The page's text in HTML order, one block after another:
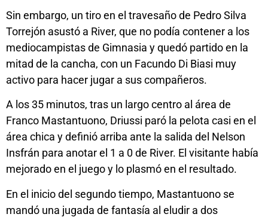
Sin embargo, un tiro en el travesaño de Pedro Silva
Torrejón asustó a River, que no podía contener a los
mediocampistas de Gimnasia y quedó partido en la
mitad de la cancha, con un Facundo Di Biasi muy
activo para hacer jugar a sus compañeros.
A los 35 minutos, tras un largo centro al área de
Franco Mastantuono, Driussi paró la pelota casi en el
área chica y definió arriba ante la salida del Nelson
Insfrán para anotar el 1 a 0 de River. El visitante había
mejorado en el juego y lo plasmó en el resultado.
En el inicio del segundo tiempo, Mastantuono se
mandó una jugada de fantasía al eludir a dos